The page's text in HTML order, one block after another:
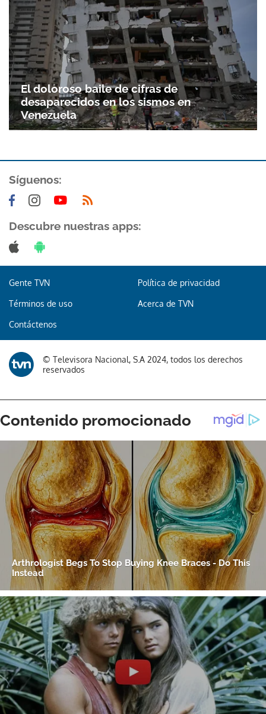
Gracias por suscribirte a nuestro boletín.
ACEPTAR
El doloroso baile de cifras de
desaparecidos en los sismos en
Venezuela
Síguenos:
Descubre nuestras apps:
Gente TVN Política de privacidad
Términos de uso Acerca de TVN
Contáctenos
© Televisora Nacional, S.A 2024, todos los derechos
reservados